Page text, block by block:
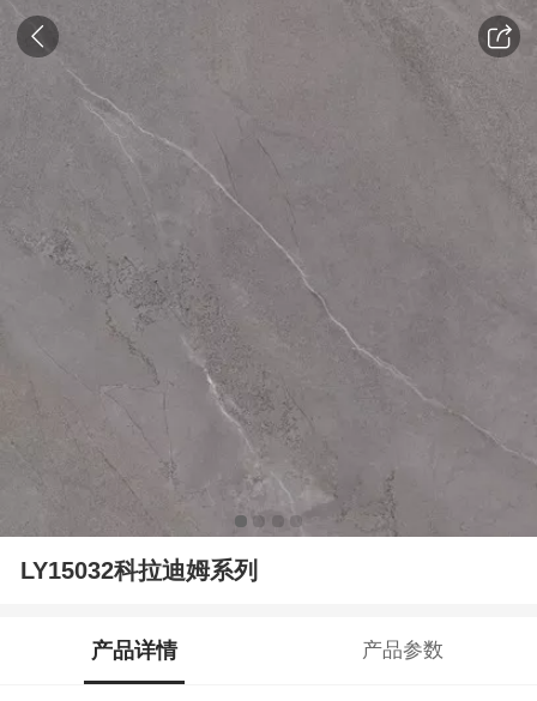
LY15032科拉迪姆系列
产品详情 产品参数